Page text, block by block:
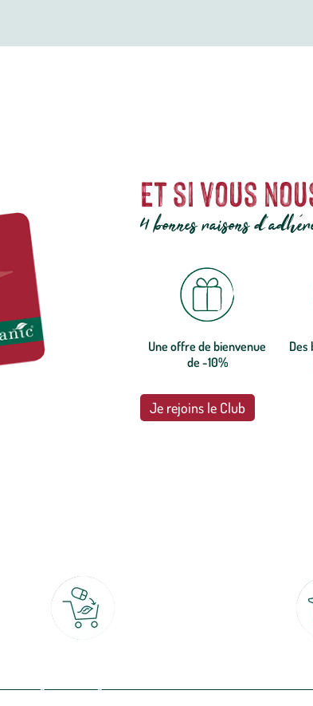
Et si vous
4 bonnes raisons
Une offre de bienvenue
de -10%
Des
Je rejoins le Club